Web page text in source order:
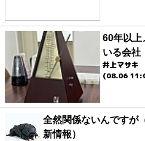
60年以上
いる会社
井上マサキ
(08.06
全然関係ないんですが
新情報）